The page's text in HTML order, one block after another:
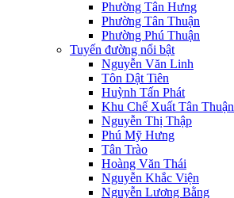
Phường Tân Hưng
Phường Tân Thuận
Phường Phú Thuận
Tuyến đường nổi bật
Nguyễn Văn Linh
Tôn Dật Tiên
Huỳnh Tấn Phát
Khu Chế Xuất Tân Thuận
Nguyễn Thị Thập
Phú Mỹ Hưng
Tân Trào
Hoàng Văn Thái
Nguyễn Khắc Viện
Nguyễn Lương Bằng